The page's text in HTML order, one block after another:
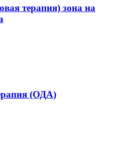
терапия) зона на
(ОДА)